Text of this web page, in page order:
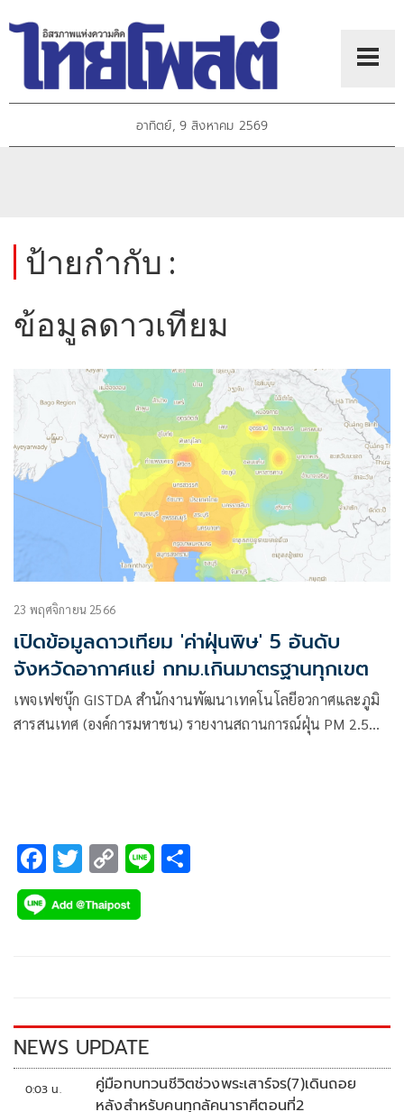
อาทิตย์, 9 สิงหาคม 2569
ป้ายกำกับ :
ข้อมูลดาวเทียม
23 พฤศจิกายน 2566
เปิดข้อมูลดาวเทียม 'ค่าฝุ่นพิษ' 5 อันดับ
จังหวัดอากาศแย่ กทม.เกินมาตรฐานทุกเขต
เพจเฟซบุ๊ก GISTDA สำนักงานพัฒนาเทคโนโลยีอวกาศและภูมิ
สารสนเทศ (องค์การมหาชน) รายงานสถานการณ์ฝุ่น PM 2.5
F
ac
e
k
T
wi
tt
C
o
p
k
Li
NEWS UPDATE
0:03 น.
คู่มือทบทวนชีวิตช่วงพระเสาร์จร(7)เดินถอย
หลังสำหรับคนทุกลัคนาราศีตอนที่2